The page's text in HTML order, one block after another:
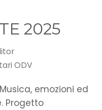
2025
ODV
emozioni ed
Progetto